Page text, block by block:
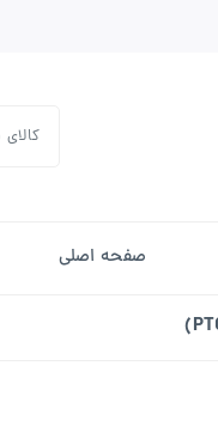
صفحه اصلی